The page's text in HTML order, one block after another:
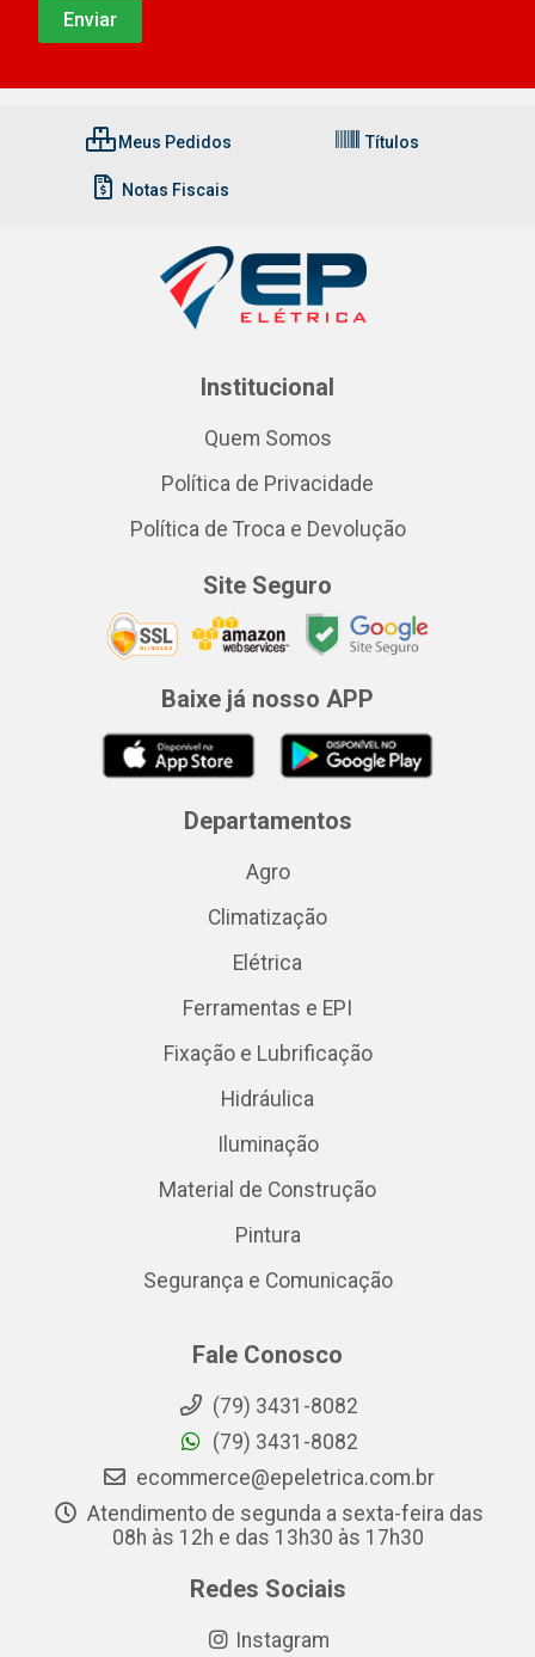
Meus Pedidos Títulos
Notas Fiscais
Institucional
Quem Somos
Política de Privacidade
Política de Troca e Devolução
Site Seguro
Baixe já nosso APP
Departamentos
Agro
Climatização
Elétrica
Ferramentas e EPI
Fixação e Lubrificação
Hidráulica
Iluminação
Material de Construção
Pintura
Segurança e Comunicação
Fale Conosco
(79) 3431-8082
(79) 3431-8082
ecommerce@epeletrica.com.br
Atendimento de segunda a sexta-feira das
08h às 12h e das 13h30 às 17h30
Redes Sociais
Instagram